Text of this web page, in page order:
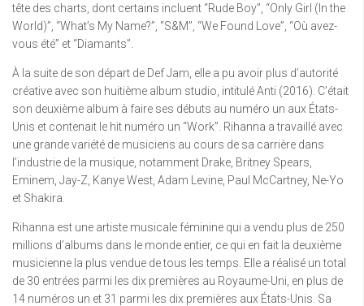
tête des charts, dont certains incluent “Rude Boy”, “Only Girl (In the
World)”, “What’s My Name?”, “S&M”, “We Found Love”, “Où avez-
vous été” et “Diamants”.
À la suite de son départ de Def Jam, elle a pu avoir plus d’autorité
créative avec son huitième album studio, intitulé Anti (2016). C’était
son deuxième album à faire ses débuts au numéro un aux États-
Unis et contenait le hit numéro un “Work”. Rihanna a travaillé avec
une grande variété de musiciens au cours de sa carrière dans
l’industrie de la musique, notamment Drake, Britney Spears,
Eminem, Jay-Z, Kanye West, Adam Levine, Paul McCartney, Ne-Yo
et Shakira.
Rihanna est une artiste musicale féminine qui a vendu plus de 250
millions d’albums dans le monde entier, ce qui en fait la deuxième
musicienne la plus vendue de tous les temps. Elle a réalisé un total
de 30 entrées parmi les dix premières au Royaume-Uni, en plus de
14 numéros un et 31 parmi les dix premières aux États-Unis. Sa